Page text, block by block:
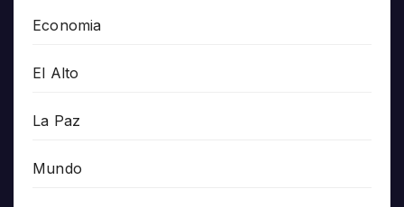
Economia
El Alto
La Paz
Mundo